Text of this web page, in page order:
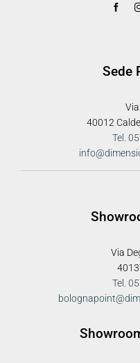
Sede
40012
Tel.
Via
Tel.